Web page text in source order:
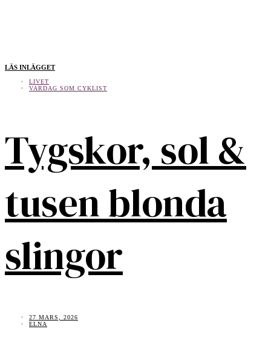
LÄS INLÄGGET
LIVET
VARDAG SOM CYKLIST
Tygskor, sol &
tusen blonda
slingor
27 MARS, 2026
ELNA